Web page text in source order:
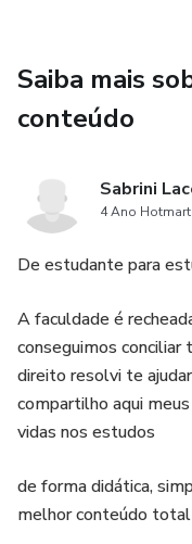
um resumo simples e
estudos.
Saiba mais
conteúdo
Sabrini
4 Ano
De estudante para
A faculdade é
conseguimos
direito resolvi te
compartilho aqui
vidas nos estudos
de forma didática,
melhor conteúdo